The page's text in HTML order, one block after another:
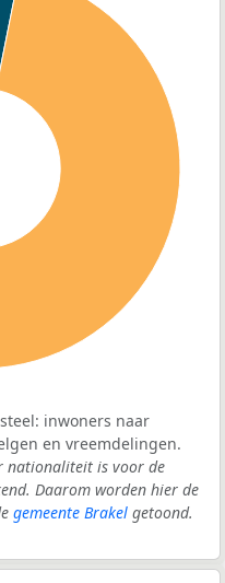
inwoners naar
en vreemdelingen.
nationaliteit is voor de
Daarom worden hier de
gemeente Brakel getoond.